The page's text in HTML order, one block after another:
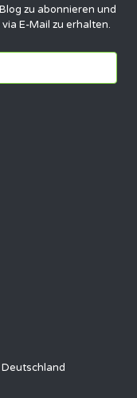
zu abonnieren und
E-Mail zu erhalten.